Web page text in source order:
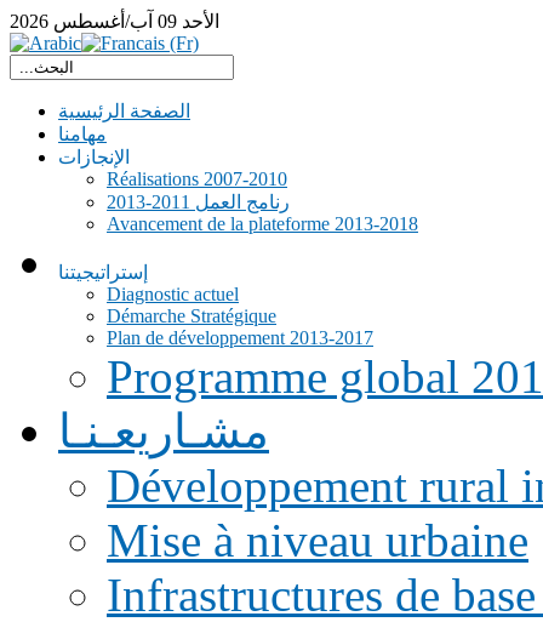
الأحد 09 آب/أغسطس 2026
الصفحة الرئيسية
مهامنا
الإنجازات
Réalisations 2007-2010
رنامج العمل 2011-2013
Avancement de la plateforme 2013-2018
إستراتيجيتنا
Diagnostic actuel
Démarche Stratégique
Plan de développement 2013-2017
Programme global
مشـاريعـنـا
Développement rural
Mise à niveau urbaine
Infrastructures de